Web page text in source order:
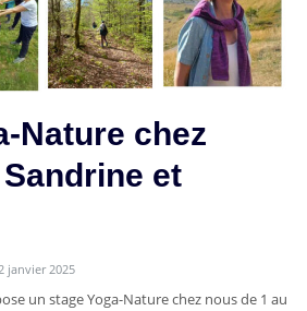
Nature chez
et
janvier 2025
un stage Yoga-Nature chez nous de 1 au